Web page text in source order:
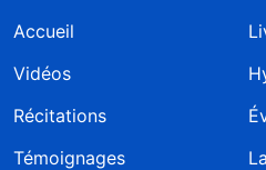
Accueil
Vidéos
Récitations
Témoignages